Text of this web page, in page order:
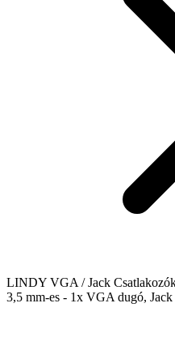
LINDY VGA / Jack
3,5 mm-es - 1x VGA dugó,